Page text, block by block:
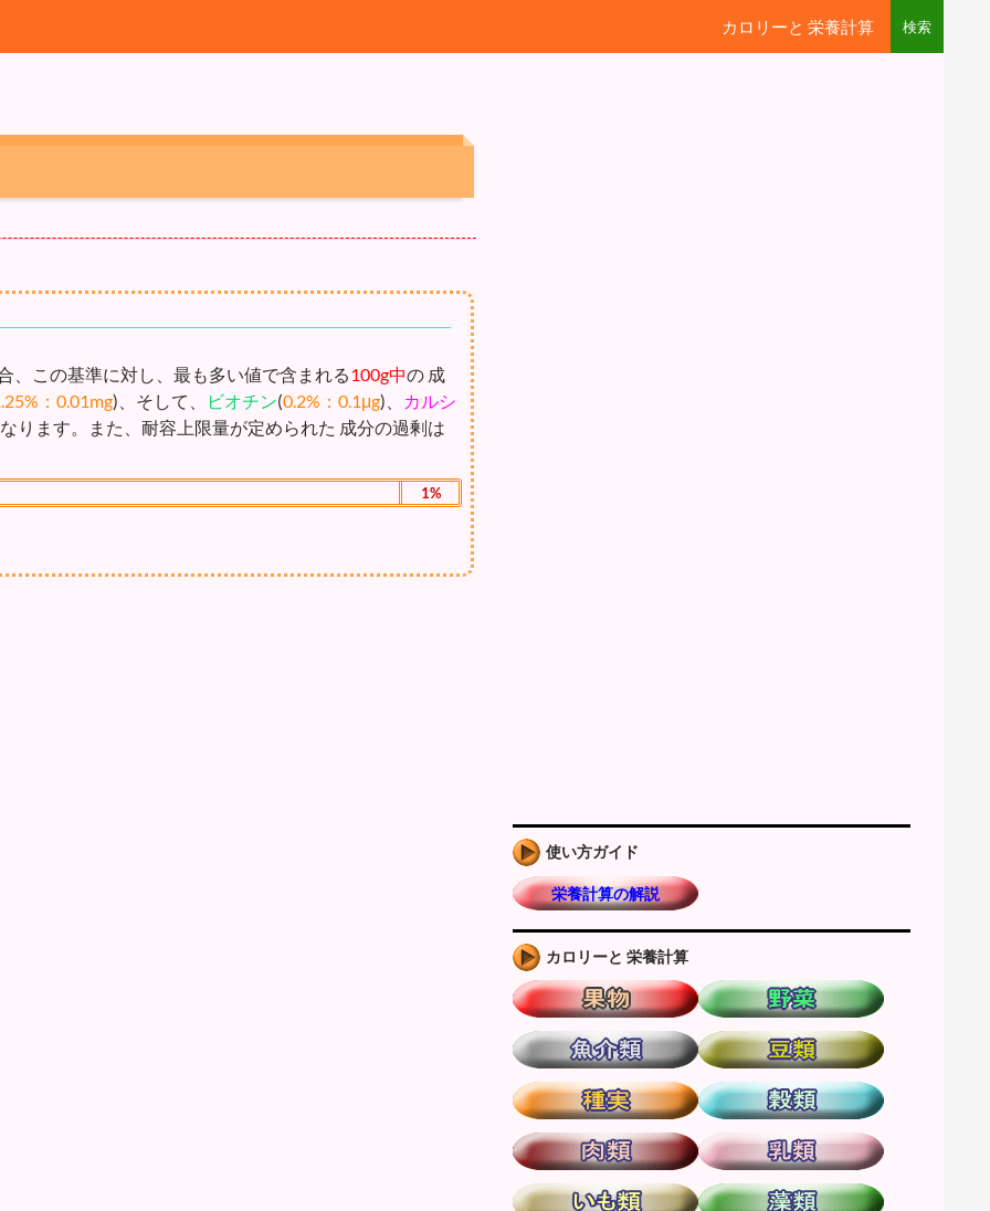
カロリーと 栄養計算
、この基準に対し、最も多い値で含まれる100g中の 成
：0.01mg)、そして、 ビオチン(0.2%：0.1μg)、
カルシ
ります。また、耐容上限量が定められた 成分の過剰は
1%
使い方ガイド
栄養計算の解説
カロリーと 栄養計算